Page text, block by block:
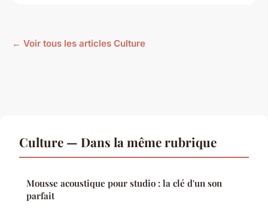
← Voir tous les articles Culture
Culture — Dans la même rubrique
Mousse acoustique pour studio : la clé d'un son
parfait